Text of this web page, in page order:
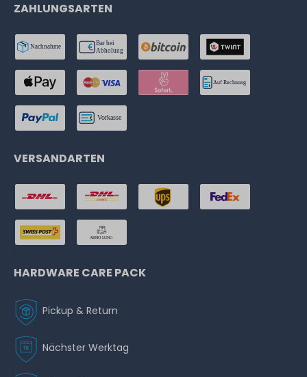
ZAHLUNGSARTEN
VERSANDARTEN
HARDWARE CARE PACK
Pickup & Return
Nächster Werktag